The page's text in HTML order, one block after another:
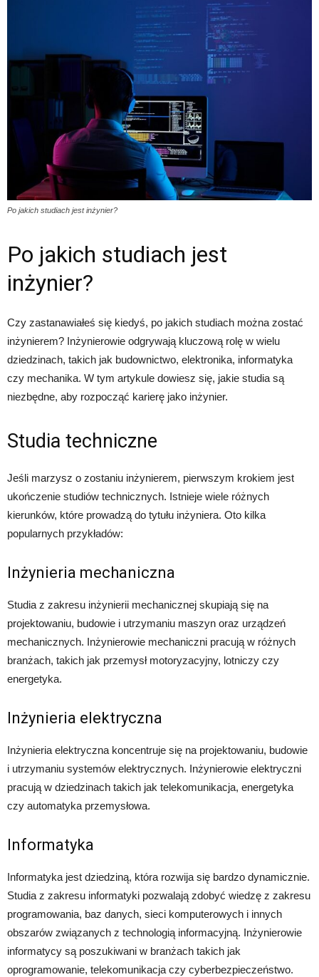
Po jakich studiach jest inżynier?
Po jakich studiach jest
inżynier?
Czy zastanawiałeś się kiedyś, po jakich studiach można zostać
inżynierem? Inżynierowie odgrywają kluczową rolę w wielu
dziedzinach, takich jak budownictwo, elektronika, informatyka
czy mechanika. W tym artykule dowiesz się, jakie studia są
niezbędne, aby rozpocząć karierę jako inżynier.
Studia techniczne
Jeśli marzysz o zostaniu inżynierem, pierwszym krokiem jest
ukończenie studiów technicznych. Istnieje wiele różnych
kierunków, które prowadzą do tytułu inżyniera. Oto kilka
popularnych przykładów:
Inżynieria mechaniczna
Studia z zakresu inżynierii mechanicznej skupiają się na
projektowaniu, budowie i utrzymaniu maszyn oraz urządzeń
mechanicznych. Inżynierowie mechaniczni pracują w różnych
branżach, takich jak przemysł motoryzacyjny, lotniczy czy
energetyka.
Inżynieria elektryczna
Inżynieria elektryczna koncentruje się na projektowaniu, budowie
i utrzymaniu systemów elektrycznych. Inżynierowie elektryczni
pracują w dziedzinach takich jak telekomunikacja, energetyka
czy automatyka przemysłowa.
Informatyka
Informatyka jest dziedziną, która rozwija się bardzo dynamicznie.
Studia z zakresu informatyki pozwalają zdobyć wiedzę z zakresu
programowania, baz danych, sieci komputerowych i innych
obszarów związanych z technologią informacyjną. Inżynierowie
informatycy są poszukiwani w branżach takich jak
oprogramowanie, telekomunikacja czy cyberbezpieczeństwo.